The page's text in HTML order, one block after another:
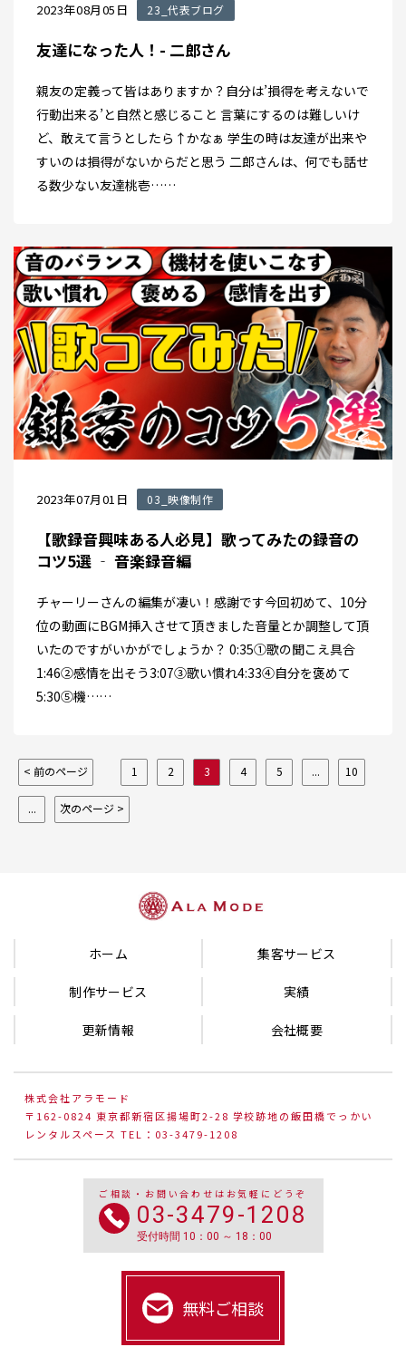
2023年08月05日 23_代表ブログ
友達になった人！- 二郎さん
親友の定義って皆はありますか？自分は’損得を考えないで
行動出来る’と自然と感じること 言葉にするのは難しいけ
ど、敢えて言うとしたら↑かなぁ 学生の時は友達が出来や
すいのは損得がないからだと思う 二郎さんは、何でも話せ
る数少ない友達桃壱……
2023年07月01日 03_映像制作
【歌録音興味ある人必見】歌ってみたの録音の
コツ5選 ‐ 音楽録音編
チャーリーさんの編集が凄い！感謝です今回初めて、10分
位の動画にBGM挿入させて頂きました音量とか調整して頂
いたのですがいかがでしょうか？ 0:35①歌の聞こえ具合
1:46②感情を出そう3:07③歌い慣れ4:33④自分を褒めて
5:30⑤機……
< 前のページ 1 2 3 4 5 ... 10
... 次のページ >
ホーム 集客サービス
制作サービス 実績
更新情報 会社概要
株式会社アラモード
〒162-0824 東京都新宿区揚場町2-28 学校跡地の飯田橋でっかい
レンタルスペース TEL：03-3479-1208
ご相談・お問い合わせはお気軽にどうぞ
03-3479-1208
受付時間 10：00 ～ 18：00
無料ご相談